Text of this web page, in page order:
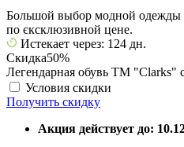
Большой выбор модной
по єксклюзивной цене.
Истекает через: 124 дн.
Скидка50%
Легендарная обувь ТМ "Clarks"
Условия скидки
Получить скидку
Акция действует до: